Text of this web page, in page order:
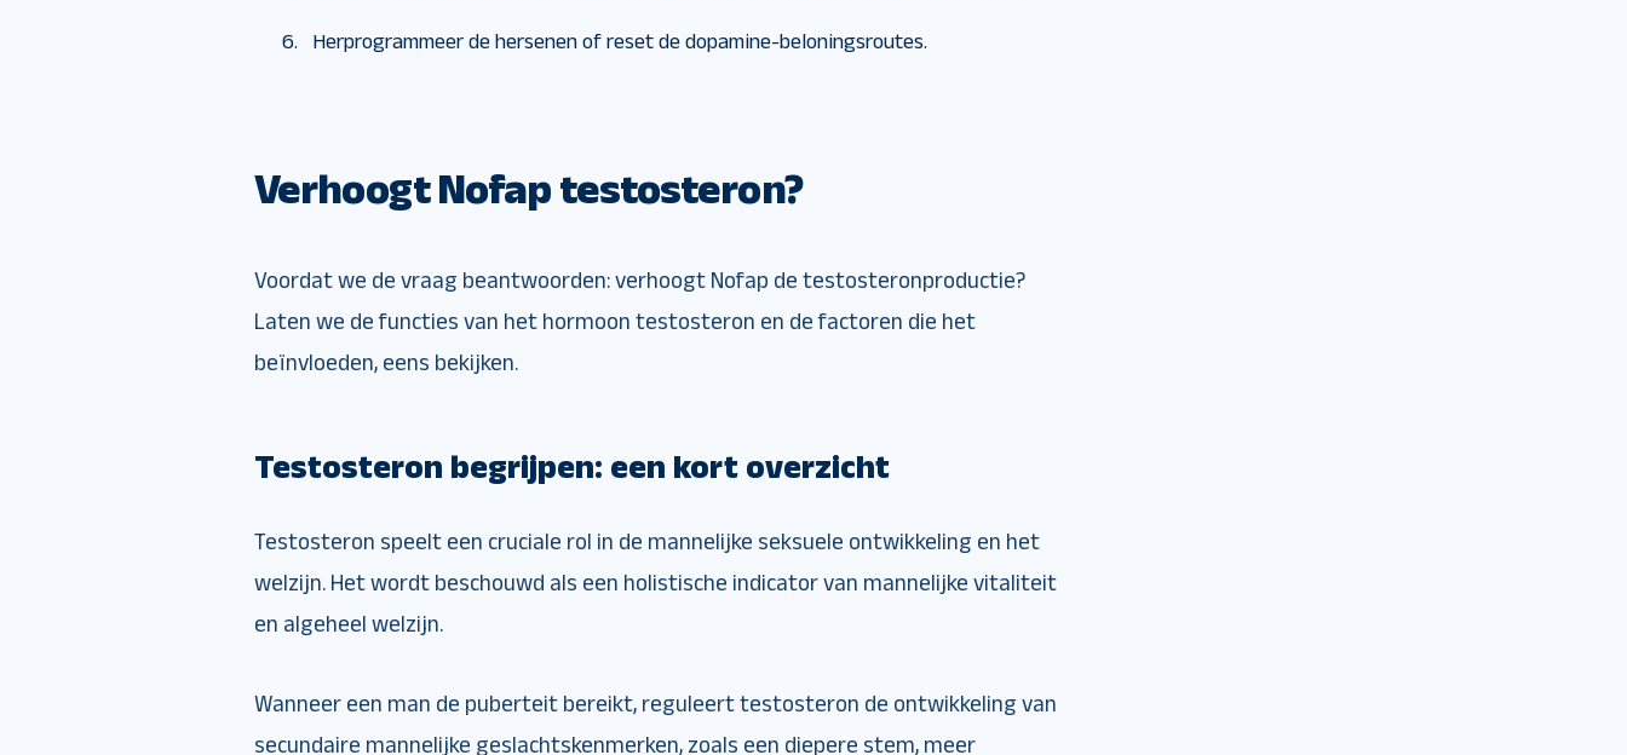
Herprogrammeer de hersenen of reset de dopamine-beloningsroutes.
Verhoogt Nofap testosteron?
Voordat we de vraag beantwoorden: verhoogt Nofap de testosteronproductie?
Laten we de functies van het hormoon testosteron en de factoren die het
beïnvloeden, eens bekijken.
Testosteron begrijpen: een kort overzicht
Testosteron speelt een cruciale rol in de mannelijke seksuele ontwikkeling en het
welzijn. Het wordt beschouwd als een holistische indicator van mannelijke vitaliteit
en algeheel welzijn.
Wanneer een man de puberteit bereikt, reguleert testosteron de ontwikkeling van
secundaire mannelijke geslachtskenmerken, zoals een diepere stem, meer